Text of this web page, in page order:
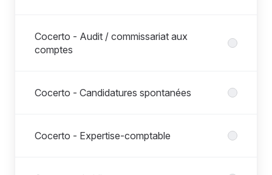
Cocerto - Audit / commissariat aux
comptes
Cocerto - Candidatures spontanées
Cocerto - Expertise-comptable